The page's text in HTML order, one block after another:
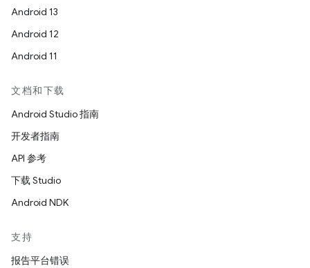
Android 13
Android 12
Android 11
文档和下载
Android Studio 指南
开发者指南
API 参考
下载 Studio
Android NDK
支持
报告平台错误